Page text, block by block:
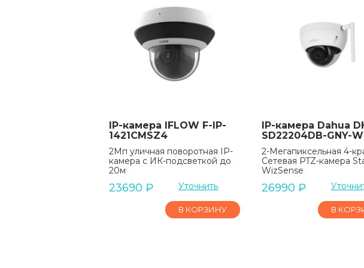
IP-камера IFLOW F-IP-
1421CMSZ4
2Мп уличная поворотная IP-
камера c ИК-подсветкой до
20м
23690 ₽ Уточнить
В КОРЗИНУ
IP-камера Dahua
SD22204DB-GNY-W
2-Мегапиксельная 4-
Сетевая PTZ-камера
WizSense
26990 ₽
В